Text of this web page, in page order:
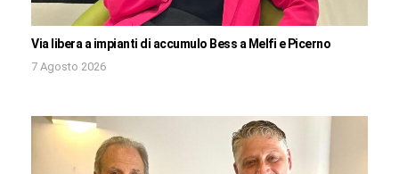
Via libera a impianti di accumulo Bess a Melfi e Picerno
7 Agosto 2026